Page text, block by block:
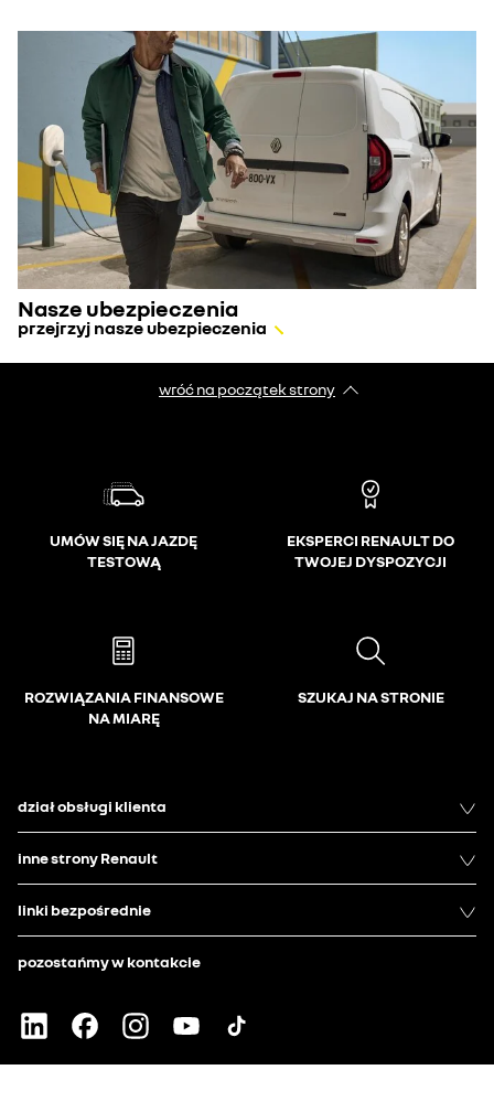
Nasze ubezpieczenia
przejrzyj nasze ubezpieczenia
wróć na początek strony
UMÓW SIĘ NA JAZDĘ
TESTOWĄ
EKSPERCI RENAULT DO
TWOJEJ DYSPOZYCJI
ROZWIĄZANIA FINANSOWE
NA MIARĘ
SZUKAJ NA STRONIE
dział obsługi klienta
inne strony Renault
linki bezpośrednie
pozostańmy w kontakcie